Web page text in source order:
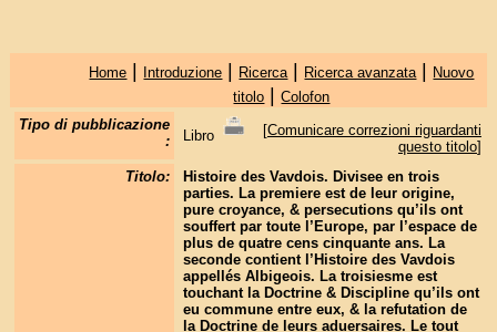
Home | Introduzione | Ricerca | Ricerca avanzata | Nuovo
titolo |Colofon
Tipo di pubblicazione
:
Libro [Comunicare correzioni riguardanti
questo titolo]
Titolo:
Histoire des Vavdois. Divisee en trois
parties. La premiere est de leur origine,
pure croyance, & persecutions qu’ils ont
souffert par toute l’Europe, par l’espace de
plus de quatre cens cinquante ans. La
seconde contient l’Histoire des Vavdois
appellés Albigeois. La troisiesme est
touchant la Doctrine & Discipline qu’ils ont
eu commune entre eux, & la refutation de
la Doctrine de leurs aduersaires. Le tout